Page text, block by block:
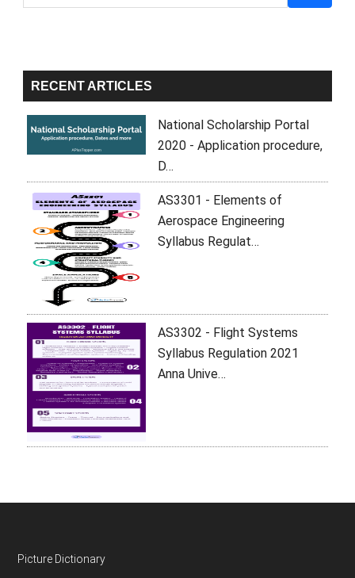
Sidebar
RECENT ARTICLES
National Scholarship Portal
2020 - Application procedure,
D…
AS3301 - Elements of
Aerospace Engineering
Syllabus Regulat…
AS3302 - Flight Systems
Syllabus Regulation 2021
Anna Unive…
Footer
Picture Dictionary